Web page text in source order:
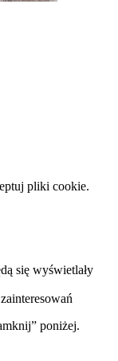
pliki cookie.
się wyświetlały
poniżej.